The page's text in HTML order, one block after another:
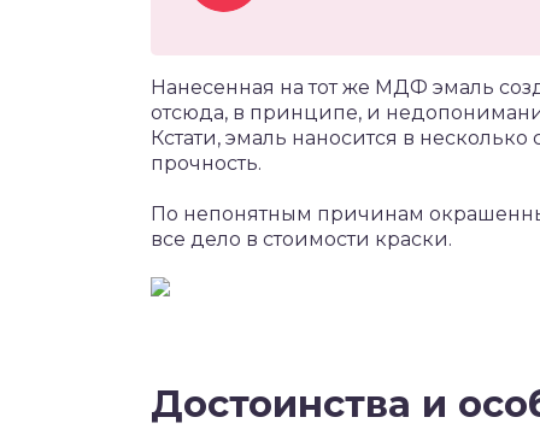
Нанесенная на тот же МДФ эмаль
отсюда, в принципе, и
Кстати, эмаль наносится в
прочность.
По непонятным причинам
все дело в стоимости краски.
Достоинства и